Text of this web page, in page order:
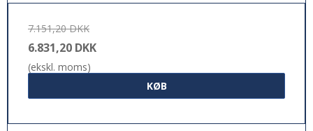
7.151,20 DKK
6.831,20 DKK
(ekskl. moms)
KØB